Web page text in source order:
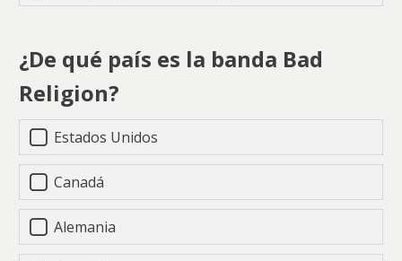
¿De qué país es la banda Bad
Religion?
Estados Unidos
Canadá
Alemania